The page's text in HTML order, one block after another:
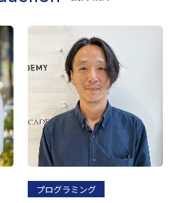
プログラミング